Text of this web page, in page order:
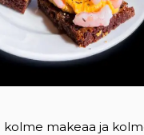
makeaa ja